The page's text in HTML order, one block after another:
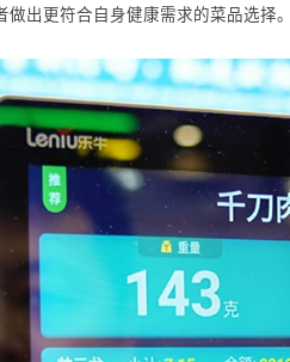
做出更符合自身健康需求的菜品选择